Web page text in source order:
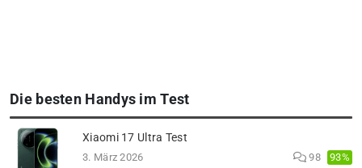
Die besten Handys im Test
Xiaomi 17 Ultra Test
3. März 2026 98 93%